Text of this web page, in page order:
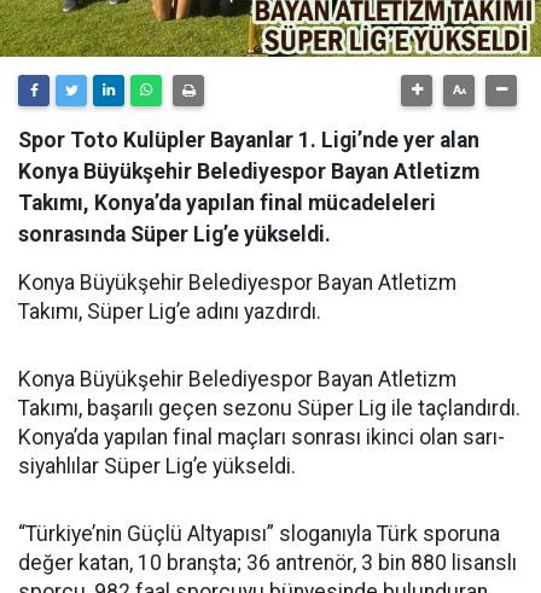
Spor Toto Kulüpler Bayanlar 1. Ligi’nde yer alan
Konya Büyükşehir Belediyespor Bayan Atletizm
Takımı, Konya’da yapılan final mücadeleleri
sonrasında Süper Lig’e yükseldi.
Konya Büyükşehir Belediyespor Bayan Atletizm
Takımı, Süper Lig’e adını yazdırdı.
Konya Büyükşehir Belediyespor Bayan Atletizm
Takımı, başarılı geçen sezonu Süper Lig ile taçlandırdı.
Konya’da yapılan final maçları sonrası ikinci olan sarı-
siyahlılar Süper Lig’e yükseldi.
“Türkiye’nin Güçlü Altyapısı” sloganıyla Türk sporuna
değer katan, 10 branşta; 36 antrenör, 3 bin 880 lisanslı